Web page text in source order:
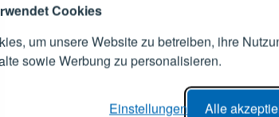
Cookies
um unsere Website zu betreiben, ihre
sowie Werbung zu personalisieren.
Alle
Einstellungen
E-Mail-Adresse